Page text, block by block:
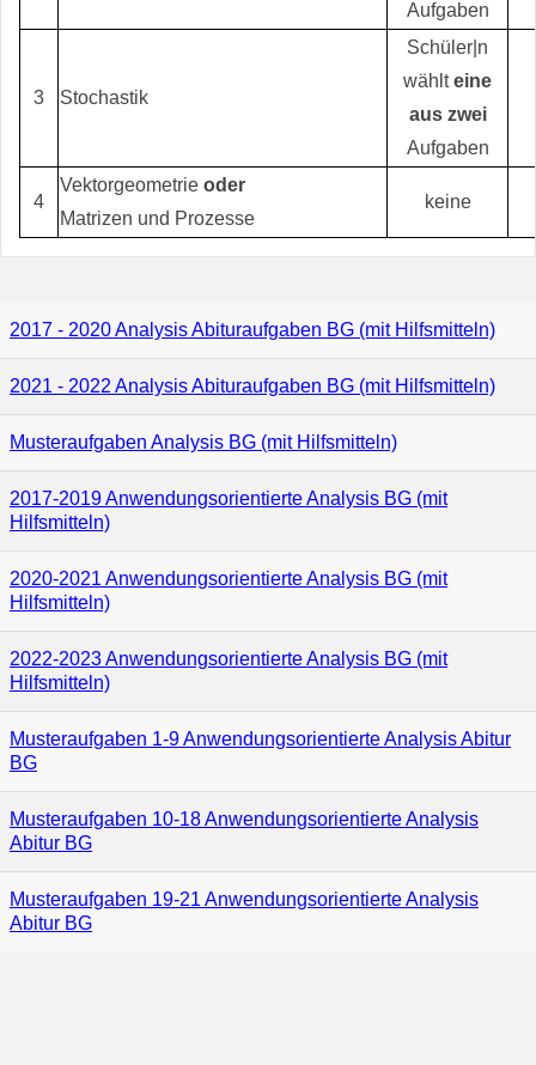
Aufgaben
3 Stochastik
Schüler|n
wählteine
aus zwei
Aufgaben
4
Vektorgeometrie oder
Matrizen und Prozesse
keine
2017 - 2020 Analysis Abituraufgaben BG (mit Hilfsmitteln)
2021 - 2022 Analysis Abituraufgaben BG (mit Hilfsmitteln)
Musteraufgaben Analysis BG (mit Hilfsmitteln)
2017-2019 Anwendungsorientierte Analysis BG (mit
Hilfsmitteln)
2020-2021 Anwendungsorientierte Analysis BG (mit
Hilfsmitteln)
2022-2023 Anwendungsorientierte Analysis BG (mit
Hilfsmitteln)
Musteraufgaben 1-9 Anwendungsorientierte Analysis Abitur
BG
Musteraufgaben 10-18 Anwendungsorientierte Analysis
Abitur BG
Musteraufgaben 19-21 Anwendungsorientierte Analysis
Abitur BG